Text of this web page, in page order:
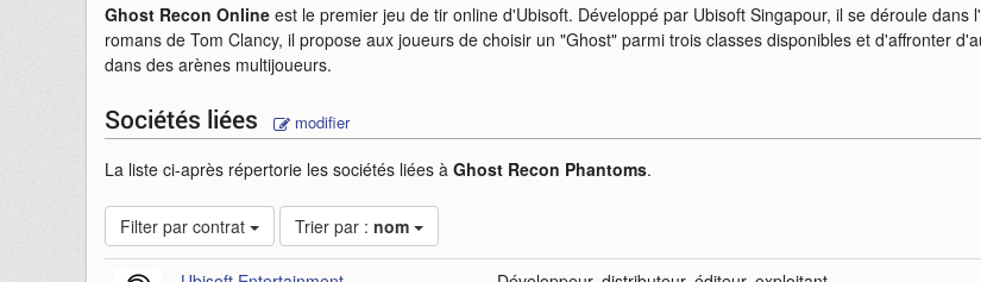
Ghost Recon Online est le premier jeu de tir online d'Ubisoft. Développé par Ubisoft Singapour, il se déroule dans
romans de Tom Clancy, il propose aux joueurs de choisir un "Ghost" parmi trois classes disponibles et d'affronter
dans des arènes multijoueurs.
Sociétés liées modifier
La liste ci-après répertorie les sociétés liées à Ghost Recon Phantoms.
Filter par contrat Trier par : nom